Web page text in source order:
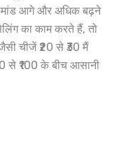
आगे और अधिक बढ़ने
का काम करते हैं, तो
चीजें ₹20 से ₹30 मैं
से ₹100 के बीच आसानी